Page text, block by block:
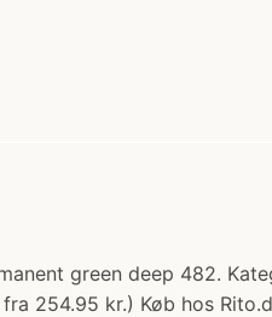
green deep 482.
254.95 kr.) Køb hos